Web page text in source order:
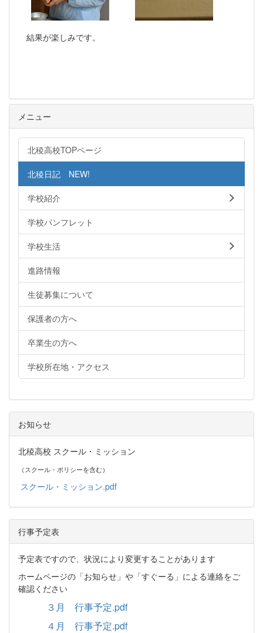
結果が楽しみです。
メニュー
北稜高校TOPページ
北稜日記 NEW!
学校紹介
学校パンフレット
学校生活
進路情報
生徒募集について
保護者の方へ
卒業生の方へ
学校所在地・アクセス
お知らせ
北稜高校 スクール・ミッション
（スクール・ポリシーを含む）
スクール・ミッション.pdf
行事予定表
予定表ですので、状況により変更することがあります
ホームページの「お知らせ」や「すぐーる」による連絡をご
確認ください
３月 行事予定.pdf
４月 行事予定.pdf